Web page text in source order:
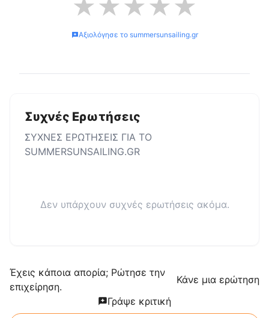
★★★★★
Αξιολόγησε το summersunsailing.gr
Συχνές Ερωτήσεις
ΣΥΧΝΕΣ ΕΡΩΤΗΣΕΙΣ ΓΙΑ ΤΟ
SUMMERSUNSAILING.GR
Δεν υπάρχουν συχνές ερωτήσεις ακόμα.
Έχεις κάποια απορία; Ρώτησε την
επιχείρηση.
Κάνε μια ερώτηση
Γράψε κριτική